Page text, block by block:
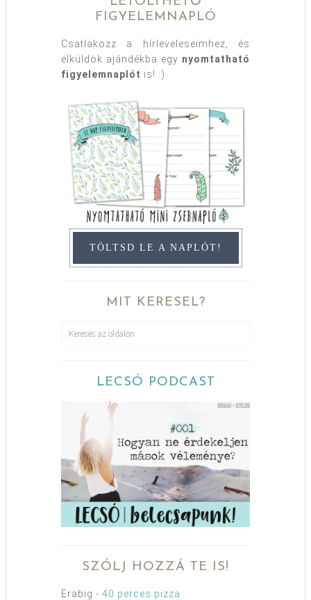
FIGYELEMNAPLÓ
Csatlakozz a hírleveleseimhez, és
elküldök ajándékba egy nyomtatható
figyelemnaplót is! :)
TÖLTSD LE A NAPLÓT!
MIT KERESEL?
LECSÓ PODCAST
SZÓLJ HOZZÁ TE IS!
Erabig - 40 perces pizza